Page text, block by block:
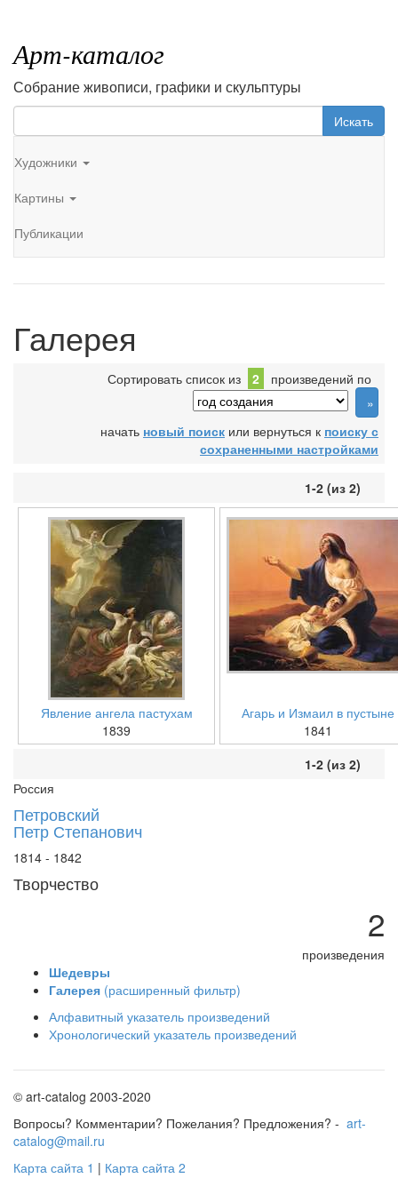
Арт-каталог
Собрание живописи, графики и скульптуры
Искать
Художники
Картины
Публикации
Галерея
Сортировать список из 2 произведений по
начать новый поиск или вернуться к поиску с
сохраненными настройками
1-2 (из 2)
Явление ангела пастухам
1839
Агарь и Измаил в пустыне
1841
1-2 (из 2)
Россия
Петровский
Петр Степанович
1814 - 1842
Творчество
2
произведения
Шедевры
Галерея (расширенный фильтр)
Алфавитный указатель произведений
Хронологический указатель произведений
© art-catalog 2003-2020
Вопросы? Комментарии? Пожелания? Предложения? - art-
catalog@mail.ru
Карта сайта 1 | Карта сайта 2